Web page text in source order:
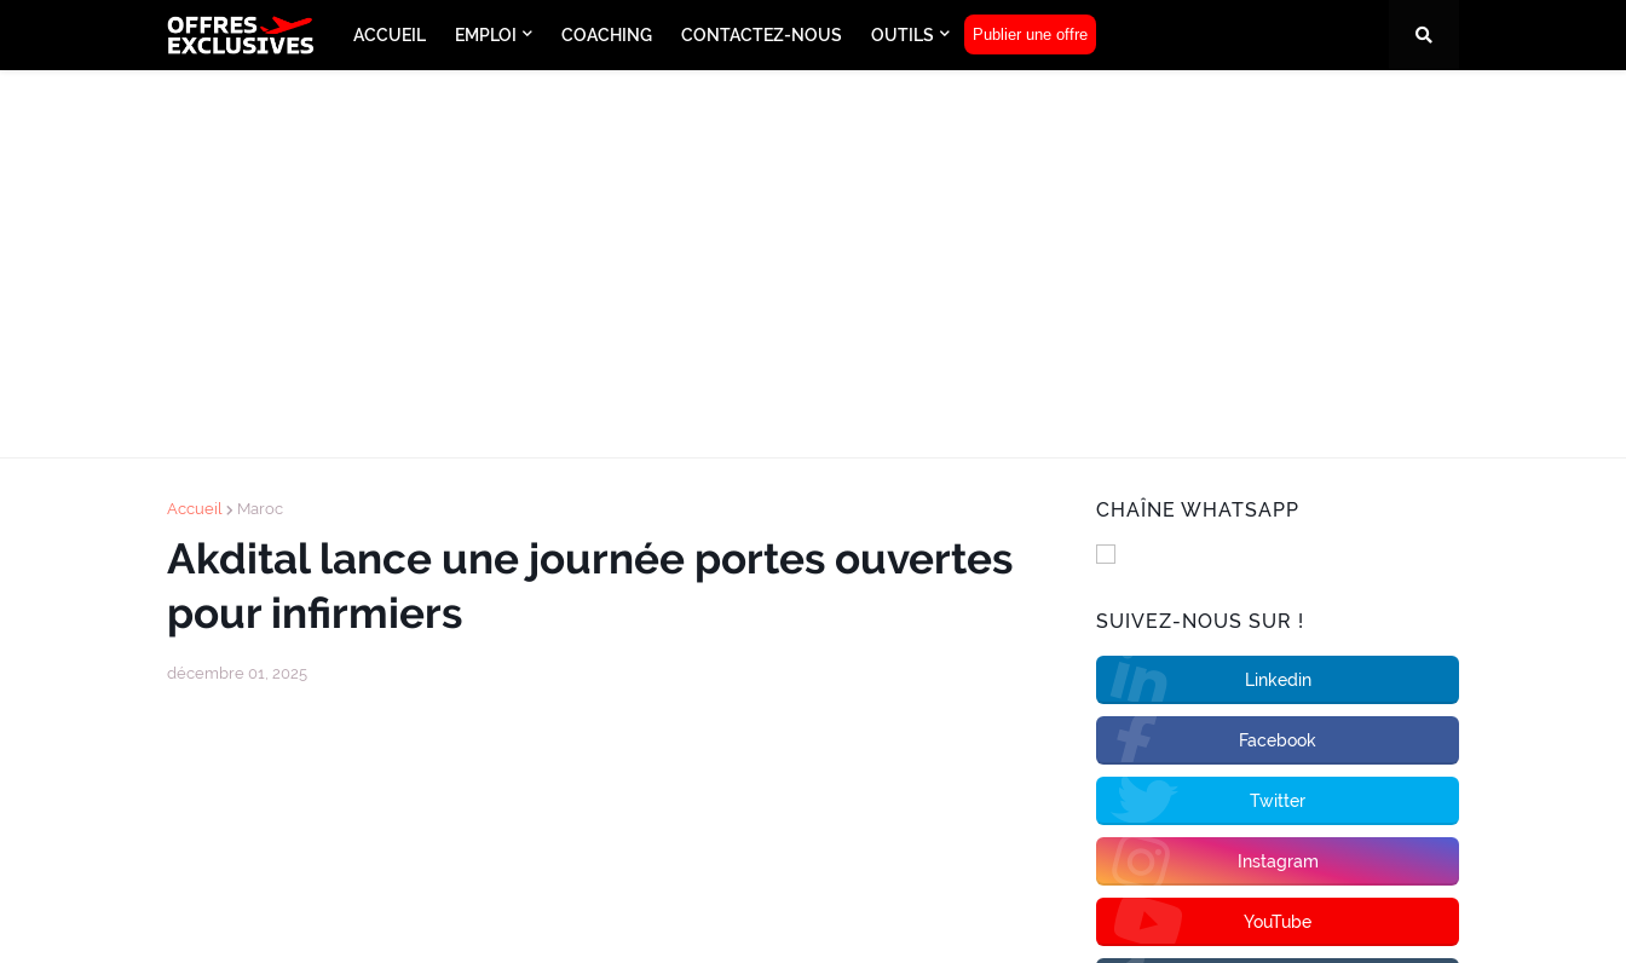
ACCUEIL EMPLOI COACHING CONTACTEZ-NOUS OUTILS Publier une offre
Accueil Maroc
Akdital lance une journée portes ouvertes
pour infirmiers
décembre 01, 2025
CHAÎNE WHATSAPP
SUIVEZ-NOUS SUR !
Linkedin
Facebook
Twitter
Instagram
YouTube